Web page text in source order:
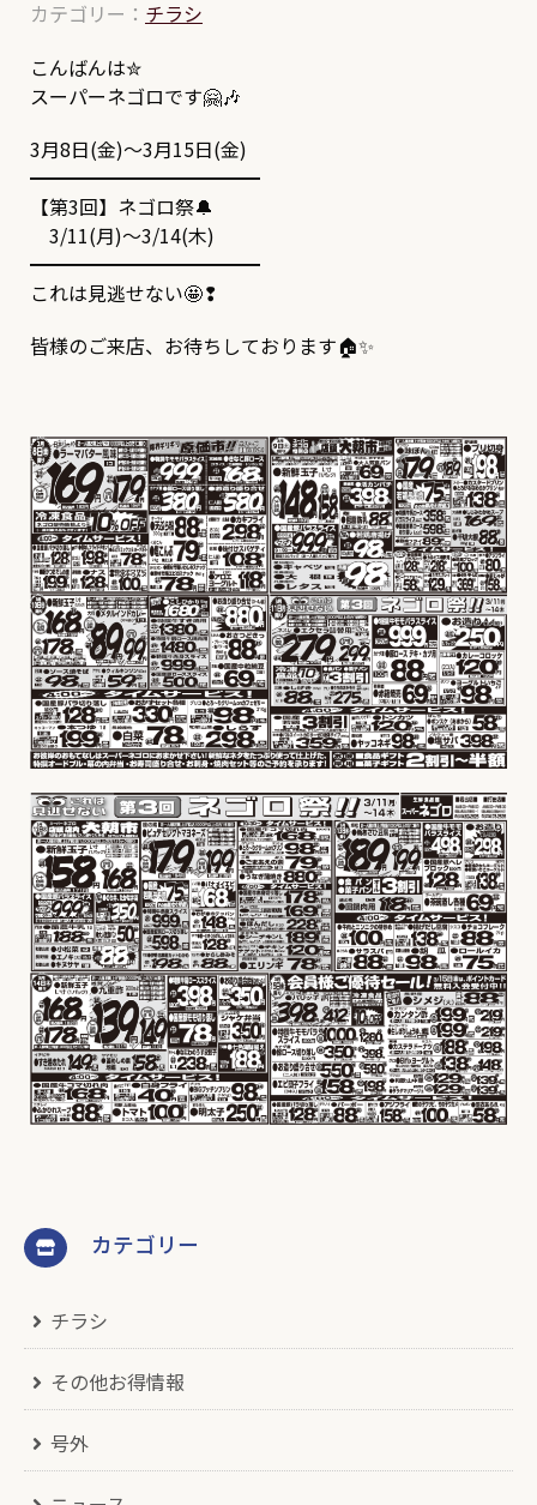
カテゴリー： チラシ
こんばんは✮
スーパーネゴロです🤗🎶
3月8日(金)～3月15日(金)
━━━━━━━━━━━━
【第3回】ネゴロ祭🔔
3/11(月)～3/14(木)
━━━━━━━━━━━━
これは見逃せない🤩❢
皆様のご来店、お待ちしております🏠✨
カテゴリー
チラシ
その他お得情報
号外